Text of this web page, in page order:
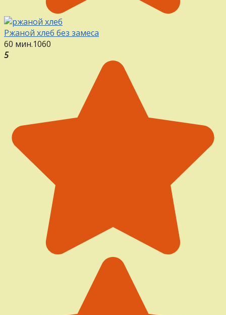
Ржаной хлеб без замеса
60 мин.1060
5